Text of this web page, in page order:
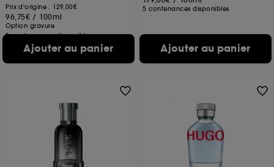
Prix d'origine : 129,00€
96,75€ / 100ml
Option gravure
2 contenances disponibles
Ajouter au panier
5 contenances disponibles
Ajouter au panier